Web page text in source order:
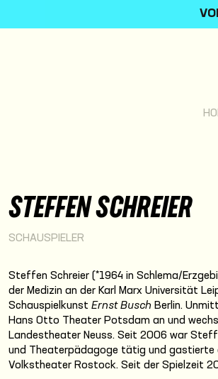
STEFFEN SCHREIER
SCHAUSPIELER
Steffen Schreier (*1964 in Schlema/
der Medizin an der Karl Marx Universität
Schauspielkunst Ernst Busch Berlin.
Hans Otto Theater Potsdam an und
Landestheater Neuss. Seit 2006 war
und Theaterpädagoge tätig und gastierte
Volkstheater Rostock. Seit der Spielzeit